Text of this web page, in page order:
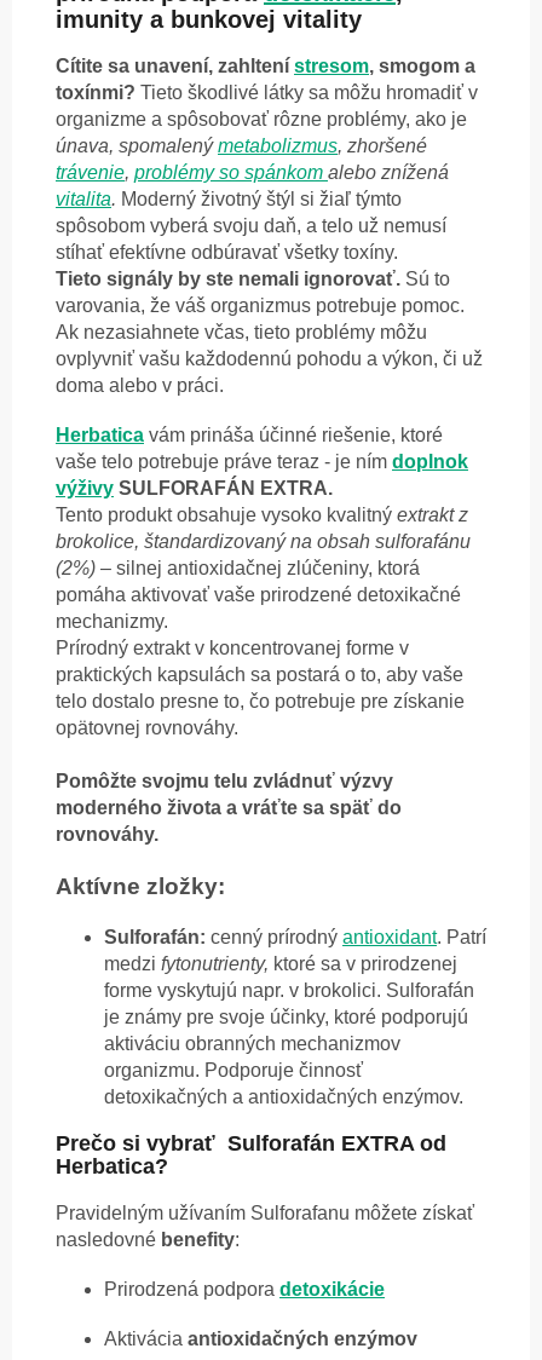
imunity a bunkovej vitality
Cítite sa unavení, zahltení stresom, smogom a
toxínmi? Tieto škodlivé látky sa môžu hromadiť v
organizme a spôsobovať rôzne problémy, ako je
únava, spomalenýmetabolizmus, zhoršené
trávenie, problémy so spánkom alebo znížená
vitalita. Moderný životný štýl si žiaľ týmto
spôsobom vyberá svoju daň, a telo už nemusí
stíhať efektívne odbúravať všetky toxíny.
Tieto signály by ste nemali ignorovať. Sú to
varovania, že váš organizmus potrebuje pomoc.
Ak nezasiahnete včas, tieto problémy môžu
ovplyvniť vašu každodennú pohodu a výkon, či už
doma alebo v práci.
Herbatica vám prináša účinné riešenie, ktoré
vaše telo potrebuje práve teraz - je ním doplnok
výživy SULFORAFÁN EXTRA.
Tento produkt obsahuje vysoko kvalitný extrakt z
brokolice, štandardizovaný na obsah sulforafánu
(2%) – silnej antioxidačnej zlúčeniny, ktorá
pomáha aktivovať vaše prirodzené detoxikačné
mechanizmy.
Prírodný extrakt v koncentrovanej forme v
praktických kapsulách sa postará o to, aby vaše
telo dostalo presne to, čo potrebuje pre získanie
opätovnej rovnováhy.
Pomôžte svojmu telu zvládnuť výzvy
moderného života a vráťte sa späť do
rovnováhy.
Aktívne zložky:
Sulforafán: cenný prírodný antioxidant. Patrí
medzi fytonutrienty, ktoré sa v prirodzenej
forme vyskytujú napr. v brokolici. Sulforafán
je známy pre svoje účinky, ktoré podporujú
aktiváciu obranných mechanizmov
organizmu. Podporuje činnosť
detoxikačných a antioxidačných enzýmov.
Prečo si vybrať Sulforafán EXTRA od
Herbatica?
Pravidelným užívaním Sulforafanu môžete získať
nasledovné benefity:
Prirodzená podpora detoxikácie
Aktivácia antioxidačných enzýmov